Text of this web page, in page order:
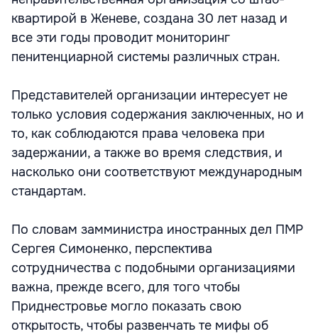
квартирой в Женеве, создана 30 лет назад и
все эти годы проводит мониторинг
пенитенциарной системы различных стран.
Представителей организации интересует не
только условия содержания заключенных, но и
то, как соблюдаются права человека при
задержании, а также во время следствия, и
насколько они соответствуют международным
стандартам.
По словам замминистра иностранных дел ПМР
Сергея Симоненко, перспектива
сотрудничества с подобными организациями
важна, прежде всего, для того чтобы
Приднестровье могло показать свою
открытость, чтобы развенчать те мифы об